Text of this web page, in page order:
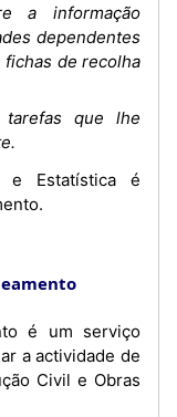
a informação
dependentes
de recolha
tarefas que lhe
a actividade de
Civil e Obras